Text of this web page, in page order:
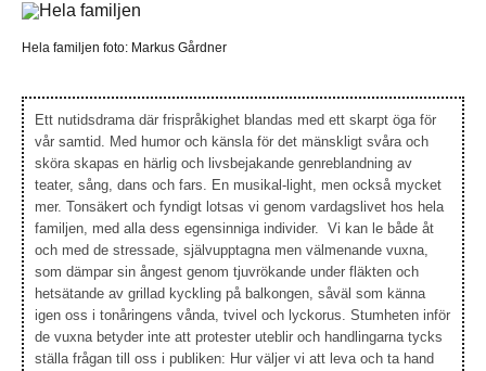
Hela familjen foto: Markus Gårdner
Ett nutidsdrama där frispråkighet blandas med ett skarpt öga för
vår samtid. Med humor och känsla för det mänskligt svåra och
sköra skapas en härlig och livsbejakande genreblandning av
teater, sång, dans och fars. En musikal-light, men också mycket
mer. Tonsäkert och fyndigt lotsas vi genom vardagslivet hos hela
familjen, med alla dess egensinniga individer. Vi kan le både åt
och med de stressade, självupptagna men välmenande vuxna,
som dämpar sin ångest genom tjuvrökande under fläkten och
hetsätande av grillad kyckling på balkongen, såväl som känna
igen oss i tonåringens vånda, tvivel och lyckorus. Stumheten inför
de vuxna betyder inte att protester uteblir och handlingarna tycks
ställa frågan till oss i publiken: Hur väljer vi att leva och ta hand